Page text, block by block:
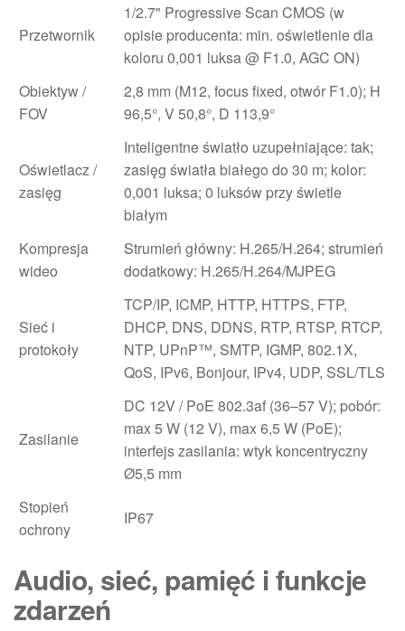
Przetwornik
1/2.7" Progressive Scan CMOS (w
opisie producenta: min. oświetlenie dla
koloru 0,001 luksa @ F1.0, AGC ON)
Obiektyw /
FOV
2,8 mm (M12, focus fixed, otwór F1.0); H
96,5°, V 50,8°, D 113,9°
Oświetlacz /
zasięg
Inteligentne światło uzupełniające: tak;
zasięg światła białego do 30 m; kolor:
0,001 luksa; 0 luksów przy świetle
białym
Kompresja
wideo
Strumień główny: H.265/H.264; strumień
dodatkowy: H.265/H.264/MJPEG
Sieć i
protokoły
TCP/IP, ICMP, HTTP, HTTPS, FTP,
DHCP, DNS, DDNS, RTP, RTSP, RTCP,
NTP, UPnP™, SMTP, IGMP, 802.1X,
QoS, IPv6, Bonjour, IPv4, UDP, SSL/TLS
Zasilanie
DC 12V / PoE 802.3af (36–57 V); pobór:
max 5 W (12 V), max 6,5 W (PoE);
interfejs zasilania: wtyk koncentryczny
Ø5,5 mm
Stopień
ochrony
IP67
Audio, sieć, pamięć i funkcje
zdarzeń